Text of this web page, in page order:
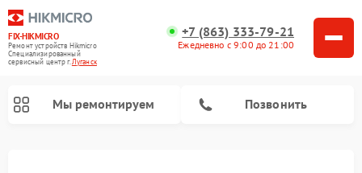
FIX-HIKMICRO
Ремонт устройств Hikmicro
Специализированный
cервисный центр г.Луганск
+7 (863) 333-79-21
Ежедневно с 9:00 до 21:00
Мы ремонтируем Позвонить